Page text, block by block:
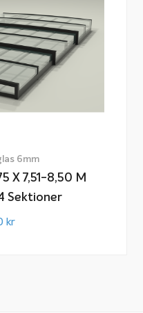
6mm
X 7,51-8,50 M
Sektioner
kr